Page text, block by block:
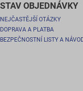
STAV OBJEDNÁVKY
NEJČASTĚJŠÍ OTÁZKY
DOPRAVA A PLATBA
BEZPEČNOSTNÍ LISTY A